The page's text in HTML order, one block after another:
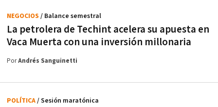
La petrolera de Techint acelera su apuesta en
Vaca Muerta con una inversión millonaria
NEGOCIOS / Balance semestral
PorAndrés Sanguinetti
POLÍTICA/ Sesión maratónica